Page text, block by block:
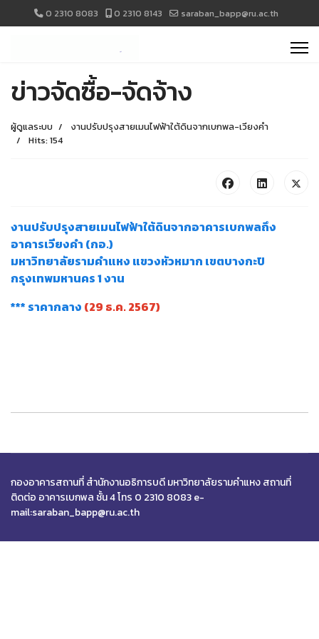
0 2310 8083 0 2310 8143 saraban_bapp@ru.ac.th
ข่าวจัดซื้อ-จัดจ้าง
ผู้ดูแลระบบ
งานปรับปรุงสายเมนไฟฟ้าใต้ดินจากเบกพล-เวียงคำ
Hits: 154
งานปรับปรุงสายเมนไฟฟ้าใต้ดินจากอาคารเบกพลถึง
อาคารเวียงคำ (กอ.)
มหาวิทยาลัยรามคำแหง แขวงหัวหมาก เขตบางกะปิ
กรุงเทพมหานคร 1 งาน
*** ราคากลาง (29 ธ.ค. 2567)
กองอาคารสถานที่ สำนักงานอธิการบดี มหาวิทยาลัยรามคำแหง สถานที่
ติดต่อ อาคารเบกพล ชั้น 4 โทร 0 2310 8083 e-
mail:saraban_bapp@ru.ac.th